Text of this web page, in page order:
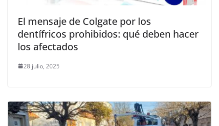
El mensaje de Colgate por los
dentífricos prohibidos: qué deben hacer
los afectados
28 julio, 2025